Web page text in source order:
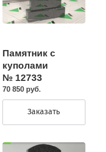
Памятник с
куполами
№ 12733
70 850 руб.
Заказать